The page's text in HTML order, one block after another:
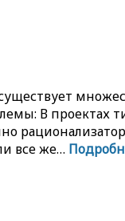
В проектах
все же…